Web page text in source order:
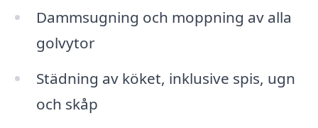
Dammsugning och moppning av alla
golvytor
Städning av köket, inklusive spis, ugn
och skåp